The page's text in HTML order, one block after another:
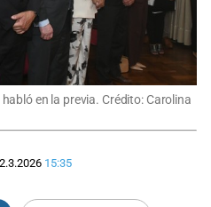
en la previa. Crédito: Carolina
15:35